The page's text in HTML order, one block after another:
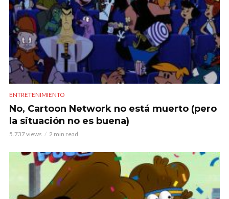
ENTRETENIMIENTO
No, Cartoon Network no está muerto (pero
la situación no es buena)
5.737 views 2 min read